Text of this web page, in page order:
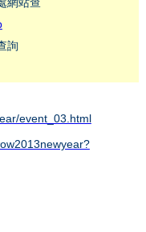
網站查
詢
event_03.html